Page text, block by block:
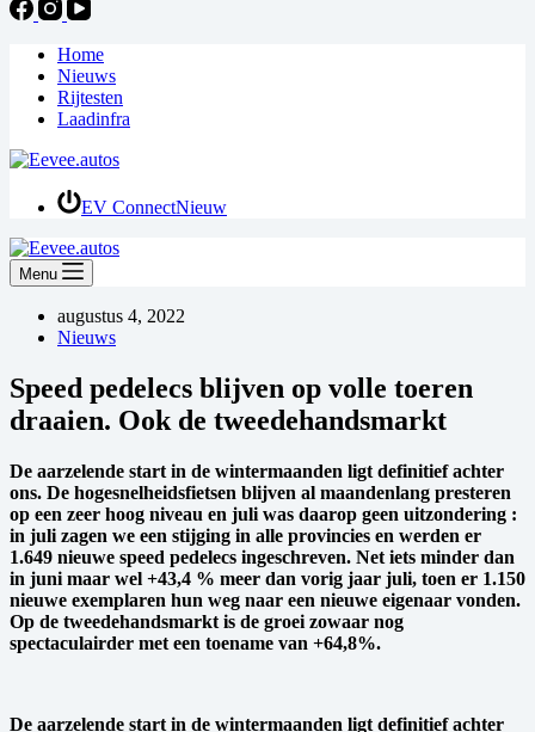
Home
Nieuws
Rijtesten
Laadinfra
EV ConnectNieuw
Menu
augustus 4, 2022
Nieuws
Speed pedelecs blijven op volle toeren
draaien. Ook de tweedehandsmarkt
De aarzelende start in de wintermaanden ligt definitief achter
ons. De hogesnelheidsfietsen blijven al maandenlang presteren
op een zeer hoog niveau en juli was daarop geen uitzondering :
in juli zagen we een stijging in alle provincies en werden er
1.649 nieuwe speed pedelecs ingeschreven. Net iets minder dan
in juni maar wel +43,4 % meer dan vorig jaar juli, toen er 1.150
nieuwe exemplaren hun weg naar een nieuwe eigenaar vonden.
Op de tweedehandsmarkt is de groei zowaar nog
spectaculairder met een toename van +64,8%.
De aarzelende start in de wintermaanden ligt definitief achter